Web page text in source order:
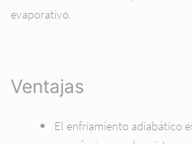
evaporativo.
Ventajas
El enfriamiento adiabático